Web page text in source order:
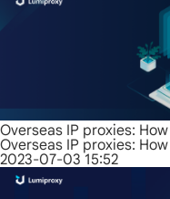
Overseas IP proxies:
Overseas IP proxies:
2023-07-03 15:52